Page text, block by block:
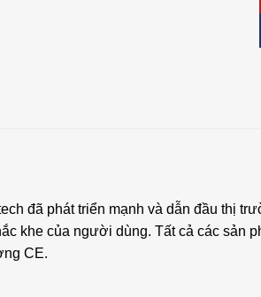
đã phát triển mạnh và dẫn đầu thị
khe của người dùng. Tất cả các sản
CE.